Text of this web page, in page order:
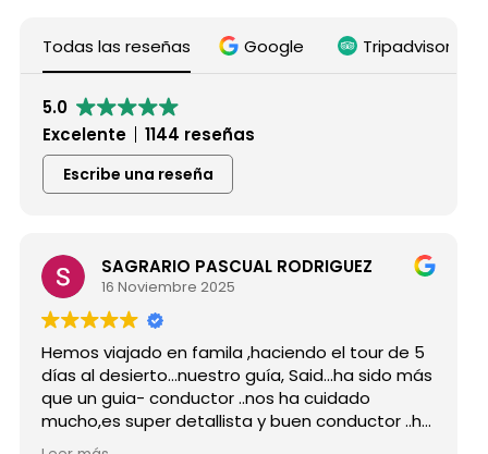
Todas las reseñas Google Tripadvisor
5.0
Excelente
1144 reseñas
Escribe una reseña
SAGRARIO PASCUAL RODRIGUEZ
16 Noviembre 2025
Hemos viajado en famila ,haciendo el tour de 5
días al desierto...nuestro guía, Said...ha sido más
que un guia- conductor ..nos ha cuidado
mucho,es super detallista y buen conductor ..ha
estado atento a todas nuestras peticiones y